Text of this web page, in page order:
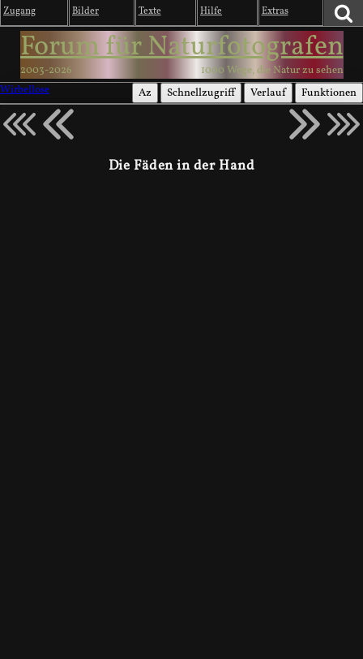
Zugang Bilder Texte Hilfe Extras
Forum für Naturfotografen
2003-2026
1000 Wege, die Natur zu sehen
Wirbellose
Az Schnellzugriff Verlauf Funktionen
Die Fäden in der Hand